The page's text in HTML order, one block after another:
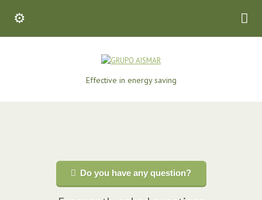
Effective in energy saving
Do you have any question?